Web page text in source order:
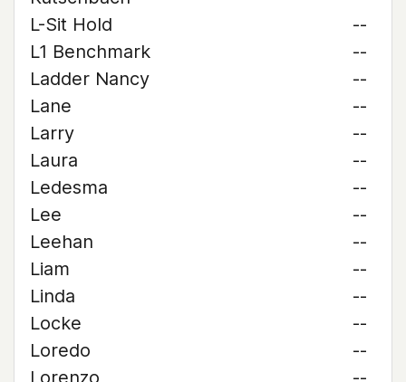
L-Sit Hold
--
L1 Benchmark
--
Ladder Nancy
--
Lane
--
Larry
--
Laura
--
Ledesma
--
Lee
--
Leehan
--
Liam
--
Linda
--
Locke
--
Loredo
--
Lorenzo
--